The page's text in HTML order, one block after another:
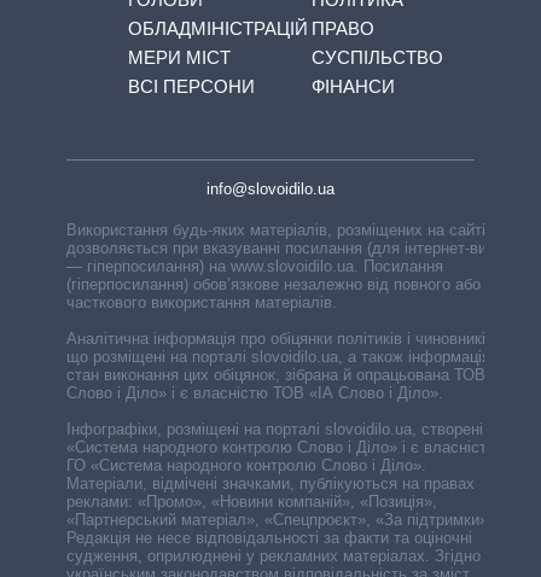
ОБЛАДМІНІСТРАЦІЙ
МЕРИ МІСТ
ВСІ ПЕРСОНИ
ПРАВО
СУСПІЛЬСТВО
ФІНАНСИ
info@slovoidilo.ua
Використання будь-яких матеріалів, розміщених на сайті,
дозволяється при вказуванні посилання (для інтернет-видань
— гіперпосилання) на www.slovoidilo.ua. Посилання
(гіперпосилання) обов’язкове незалежно від повного або
часткового використання матеріалів.
Аналітична інформація про обіцянки політиків і чиновників,
що розміщені на порталі slovoidilo.ua, а також інформація про
стан виконання цих обіцянок, зібрана й опрацьована ТОВ «ІА
Слово і Діло» і є власністю ТОВ «ІА Слово і Діло».
Інфографіки, розміщені на порталі slovoidilo.ua, створені ГО
«Система народного контролю Слово і Діло» і є власністю
ГО «Система народного контролю Слово і Діло».
Матеріали, відмічені значками, публікуються на правах
реклами: «Промо», «Новини компаній», «Позиція»,
«Партнерський матеріал», «Спецпроєкт», «За підтримки».
Редакція не несе відповідальності за факти та оціночні
судження, оприлюднені у рекламних матеріалах. Згідно з